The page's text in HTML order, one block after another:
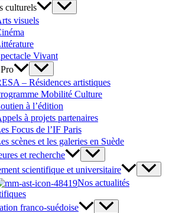
culturels
visuels
Vivant
– Résidences artistiques
Mobilité Culture
à l’édition
à projets partenaires
Focus de l’IF Paris
scènes et les galeries en Suède
et recherche
scientifique et universitaire
Nos actualités
franco-suédoise